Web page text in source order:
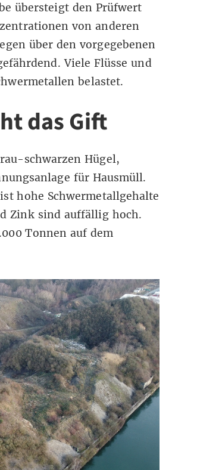
übersteigt den Prüfwert
von anderen
über den vorgegebenen
Viele Flüsse und
belastet.
das Gift
schwarzen Hügel,
für Hausmüll.
hohe Schwermetallgehalte
Zink sind auffällig hoch.
Tonnen auf dem